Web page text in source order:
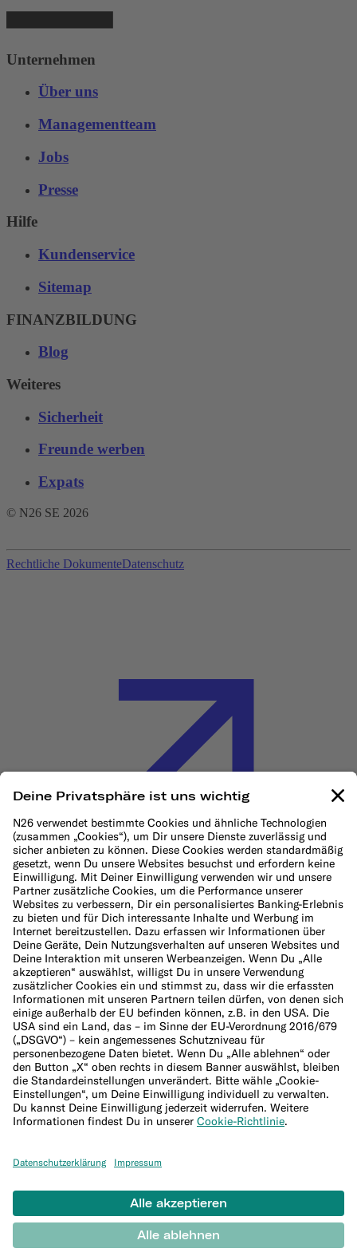
Unternehmen
Über uns
Managementteam
Jobs
Presse
Hilfe
Kundenservice
Sitemap
FINANZBILDUNG
Blog
Weiteres
Sicherheit
Freunde werben
Expats
© N26 SE 2026
Rechtliche DokumenteDatenschutz
Cookie-Richtlinie